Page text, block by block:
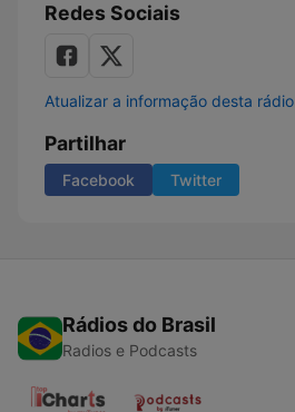
Redes Sociais
Atualizar a informação desta rádio
Partilhar
Facebook Twitter
Rádios do Brasil
Radios e Podcasts